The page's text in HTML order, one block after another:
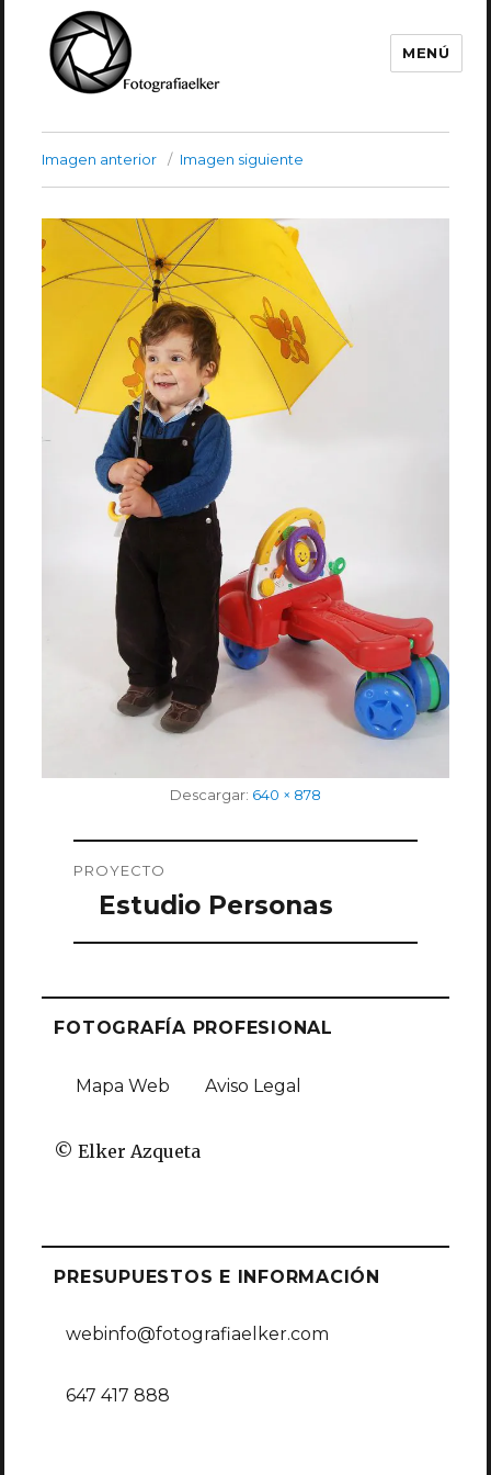
Fotografía Elker
MENÚ
Imagen anterior Imagen siguiente
Descargar: completo
640 × 878
de
entradas
PROYECTO
Estudio Personas
FOTOGRAFÍA PROFESIONAL
Mapa Web Aviso Legal
© Elker Azqueta
PRESUPUESTOS E INFORMACIÓN
webinfo@fotografiaelker.com
647 417 888